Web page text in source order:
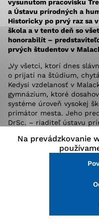
vysunutom pracovisku
a Ústavu prírodných a
Historicky po prvý raz sa
škola a v tento deň so
honorabilít –
prvých študentov v
„Vy všetci, ktorí dnes
o prijatí na štúdium,
Kedysi vzdelanosť v
gymnázium, ktoré
systéme úroveň vysokej
primátor mesta. Jeho
DrSc. – riaditeľ ústavu
Tóth.
nesie, zaželal škole, aby
si prevzal index z rúk
Slávnosť bola ukončená
igitur a za zvukov
Na prevádzkovanie
stránke a prístup k
stránky. Bez týchto
správne fungovať.
Analytické cookies
Analytické cookies
pochopiť, ako
aby mohol stránky
skúsenosť. Všetky dáta
možné ich spojiť s